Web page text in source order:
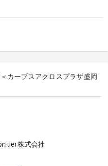
カーブスアクロスプラザ盛岡
株式会社